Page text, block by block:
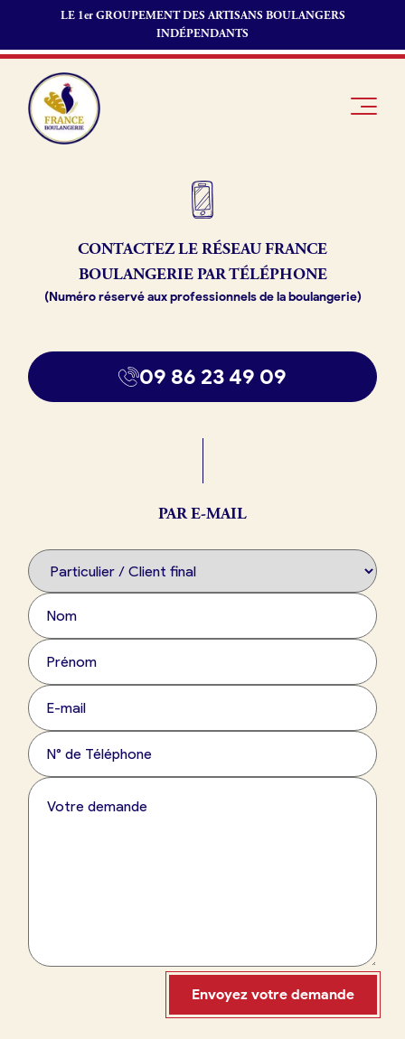
LE 1er GROUPEMENT DES ARTISANS BOULANGERS
INDÉPENDANTS
Je suis
boulanger
Je découvre
adhérer à
France
Offres
d’emploi
Fonds de
Actualités
Je suis
fournisseur
Je crée mon compte
CONTACTEZ LE RÉSEAUFRANCE
BOULANGERIE PAR TÉLÉPHONE
(Numéro réservé aux professionnels de la boulangerie)
09 86 23 49 09
09 86 23 49 09
PAR E-MAIL
Envoyez votre demande